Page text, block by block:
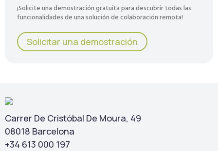
¡Solicite una demostración gratuita para descubrir todas las
funcionalidades de una solución de colaboración remota!
Solicitar una demostración
Carrer De Cristóbal De Moura, 49
08018 Barcelona
+34 613 000 197